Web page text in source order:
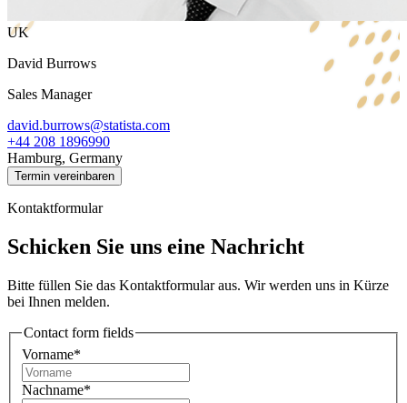
UK
David Burrows
Sales Manager
david.burrows@statista.com
+44 208 1896990
Hamburg, Germany
Termin vereinbaren
Kontaktformular
Schicken Sie uns eine Nachricht
Bitte füllen Sie das Kontaktformular aus. Wir werden uns in Kürze
bei Ihnen melden.
Contact form fields
Vorname*
Nachname*